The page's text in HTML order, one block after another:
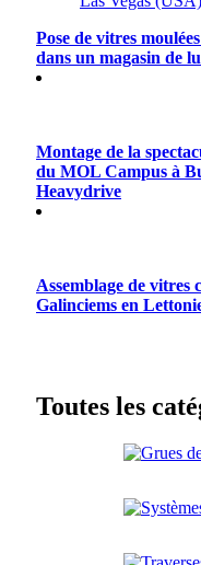
Pose de vitres
dans un magasin de
Montage de la
du MOL Campus à
Heavydrive
Assemblage de vitres
Galinciems en
Toutes les